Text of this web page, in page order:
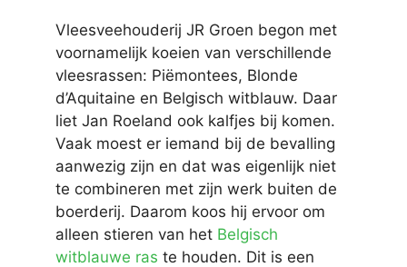
Vleesveehouderij JR Groen begon met
voornamelijk koeien van verschillende
vleesrassen: Piëmontees, Blonde
d’Aquitaine en Belgisch witblauw. Daar
liet Jan Roeland ook kalfjes bij komen.
Vaak moest er iemand bij de bevalling
aanwezig zijn en dat was eigenlijk niet
te combineren met zijn werk buiten de
boerderij. Daarom koos hij ervoor om
alleen stieren van het Belgisch
witblauwe ras te houden. Dit is een